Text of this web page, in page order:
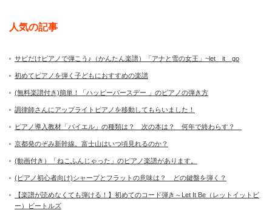
人気の記事
サビだけピアノで弾こう♪（かんたん楽譜）「アナと雪の女王」~let it go
初めてピアノを弾く子どもにおすすめの楽譜
(無料楽譜付き)簡単！「ハッピーバースデー 」のピアノの弾き方
調律師さんにアップライトピアノを移動してもらいました！
ピアノ導入教材「バイエル」の種類は？ 次の本は？ 何年で終わらす？
京都発のぞみ新幹線。富士山はいつ頃見れるのか？
(動画付き）「ねこふんじゃった」のピアノ楽譜があります。
(ピアノ初心者向け)シャープとフラットの意味は？ どの鍵盤を弾く？
【楽譜が読めなくても弾ける！】初めてのコード弾き～Let It Be（レットイットビ
ー）ビートルズ